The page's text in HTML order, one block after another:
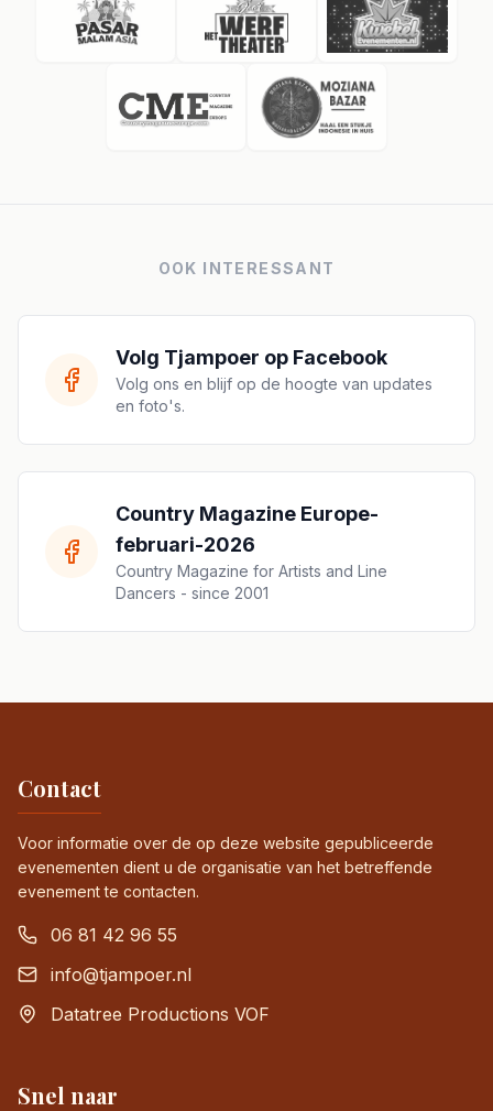
OOK INTERESSANT
Volg Tjampoer op Facebook
Volg ons en blijf op de hoogte van updates
en foto's.
Country Magazine Europe-
februari-2026
Country Magazine for Artists and Line
Dancers - since 2001
Contact
Voor informatie over de op deze website gepubliceerde
evenementen dient u de organisatie van het betreffende
evenement te contacten.
06 81 42 96 55
info@tjampoer.nl
Datatree Productions VOF
Snel naar